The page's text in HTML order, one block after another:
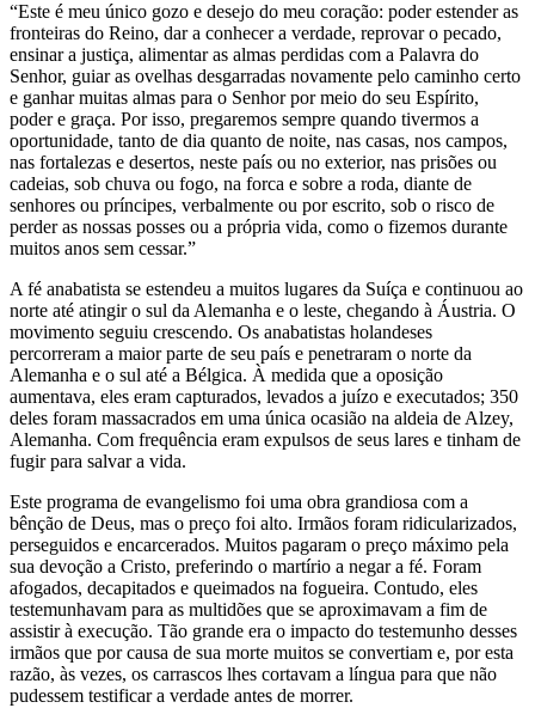
“Este é meu único gozo e desejo do meu coração: poder estender as
fronteiras do Reino, dar a conhecer a verdade, reprovar o pecado,
ensinar a justiça, alimentar as almas perdidas com a Palavra do
Senhor, guiar as ovelhas desgarradas novamente pelo caminho certo
e ganhar muitas almas para o Senhor por meio do seu Espírito,
poder e graça. Por isso, pregaremos sempre quando tivermos a
oportunidade, tanto de dia quanto de noite, nas casas, nos campos,
nas fortalezas e desertos, neste país ou no exterior, nas prisões ou
cadeias, sob chuva ou fogo, na forca e sobre a roda, diante de
senhores ou príncipes, verbalmente ou por escrito, sob o risco de
perder as nossas posses ou a própria vida, como o fizemos durante
muitos anos sem cessar.”
A fé anabatista se estendeu a muitos lugares da Suíça e continuou ao
norte até atingir o sul da Alemanha e o leste, chegando à Áustria. O
movimento seguiu crescendo. Os anabatistas holandeses
percorreram a maior parte de seu país e penetraram o norte da
Alemanha e o sul até a Bélgica. À medida que a oposição
aumentava, eles eram capturados, levados a juízo e executados; 350
deles foram massacrados em uma única ocasião na aldeia de Alzey,
Alemanha. Com frequência eram expulsos de seus lares e tinham de
fugir para salvar a vida.
Este programa de evangelismo foi uma obra grandiosa com a
bênção de Deus, mas o preço foi alto. Irmãos foram ridicularizados,
perseguidos e encarcerados. Muitos pagaram o preço máximo pela
sua devoção a Cristo, preferindo o martírio a negar a fé. Foram
afogados, decapitados e queimados na fogueira. Contudo, eles
testemunhavam para as multidões que se aproximavam a fim de
assistir à execução. Tão grande era o impacto do testemunho desses
irmãos que por causa de sua morte muitos se convertiam e, por esta
razão, às vezes, os carrascos lhes cortavam a língua para que não
pudessem testificar a verdade antes de morrer.